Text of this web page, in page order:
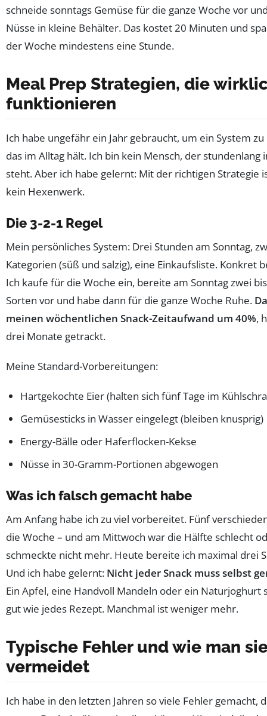
schneide sonntags Gemüse für die ganze Woche vor
Nüsse in kleine Behälter. Das kostet 20 Minuten und
der Woche mindestens eine Stunde.
Meal Prep Strategien, die
funktionieren
Ich habe ungefähr ein Jahr gebraucht, um ein System
das im Alltag hält. Ich bin kein Mensch, der stundenlang
steht. Aber ich habe gelernt: Mit der richtigen Strategie
kein Hexenwerk.
Die 3-2-1 Regel
Mein persönliches System: Drei Stunden am Sonntag,
Kategorien (süß und salzig), eine Einkaufsliste. Konkret
Ich kaufe für die Woche ein, bereite am Sonntag zwei
Sorten vor und habe dann für die ganze Woche Ruhe.
meinen wöchentlichen Snack-Zeitaufwand um 40%,
drei Monate getrackt.
Meine Standard-Vorbereitungen:
Hartgekochte Eier (halten sich fünf Tage im
Gemüsesticks in Wasser eingelegt (bleiben knusprig)
Energy-Bälle oder Haferflocken-Kekse
Nüsse in 30-Gramm-Portionen abgewogen
Was ich falsch gemacht habe
Am Anfang habe ich zu viel vorbereitet. Fünf
die Woche – und am Mittwoch war die Hälfte schlecht
schmeckte nicht mehr. Heute bereite ich maximal drei
Und ich habe gelernt: Nicht jeder Snack muss selbst
Ein Apfel, eine Handvoll Mandeln oder ein Naturjoghurt
gut wie jedes Rezept. Manchmal ist weniger mehr.
Typische Fehler und wie man
vermeidet
Ich habe in den letzten Jahren so viele Fehler gemacht,